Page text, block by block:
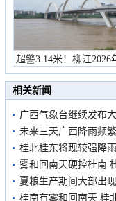
超警3.14米！柳江2026
市民在堤岸
相关新闻
广西气象台继续发布
未来三天广西降雨频
桂北桂东将现较强降
雾和回南天硬控桂南
夏粮生产期间大部出
桂南有雾和回南天 桂